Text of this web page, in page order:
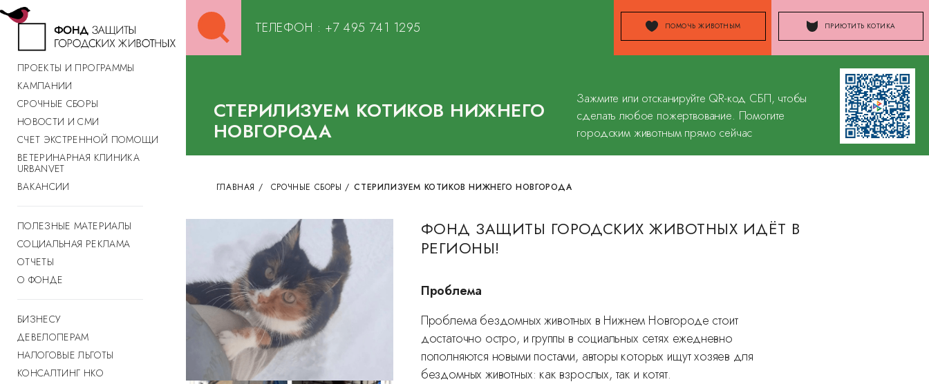
ПРОЕКТЫ И ПРОГРАММЫ
КАМПАНИИ
СРОЧНЫЕ СБОРЫ
НОВОСТИ И СМИ
СЧЕТ ЭКСТРЕННОЙ ПОМОЩИ
ВЕТЕРИНАРНАЯ КЛИНИКА
URBANVET
ВАКАНСИИ
ПОЛЕЗНЫЕ МАТЕРИАЛЫ
СОЦИАЛЬНАЯ РЕКЛАМА
ОТЧЕТЫ
О ФОНДЕ
БИЗНЕСУ
ДЕВЕЛОПЕРАМ
НАЛОГОВЫЕ ЛЬГОТЫ
КОНСАЛТИНГ НКО
for:
ТЕЛЕФОН : +7 495 741 1295 ПОМОЧЬ ЖИВОТНЫМ ПРИЮТИТЬ КОТИКА
СТЕРИЛИЗУЕМ КОТИКОВ НИЖНЕГО
НОВГОРОДА
Зажмите или отсканируйте QR-код СБП, чтобы
сделать любое пожертвование. Помогите
городским животным прямо сейчас
ГЛАВНАЯ / СРОЧНЫЕ СБОРЫ / СТЕРИЛИЗУЕМ КОТИКОВ НИЖНЕГО НОВГОРОДА
ФОНД ЗАЩИТЫ ГОРОДСКИХ ЖИВОТНЫХ ИДЁТ В
РЕГИОНЫ!
Проблема
Проблема бездомных животных в Нижнем Новгороде стоит
достаточно остро, и группы в социальных сетях ежедневно
пополняются новыми постами, авторы которых ищут хозяев для
бездомных животных: как взрослых, так и котят.